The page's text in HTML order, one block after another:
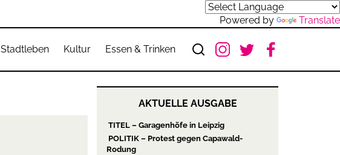
Powered by Translate
Stadtleben Kultur Essen & Trinken
AKTUELLE AUSGABE
TITEL – Garagenhöfe in Leipzig
POLITIK – Protest gegen Capawald-
Rodung